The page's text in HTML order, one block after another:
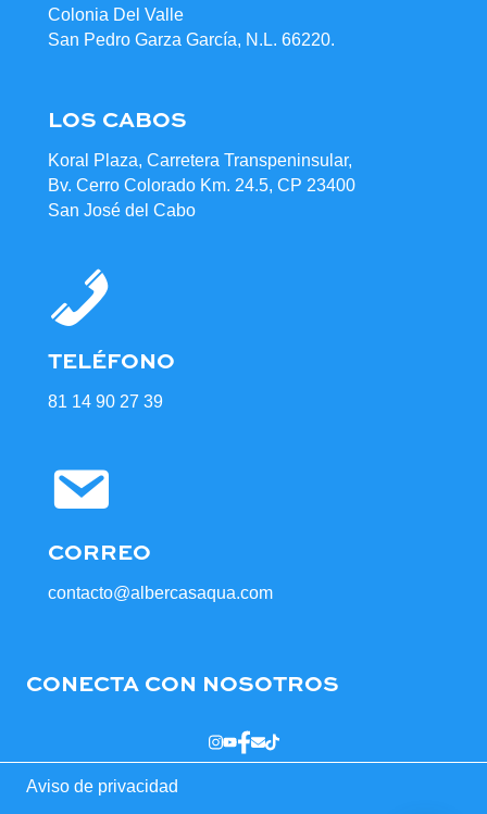
Colonia Del Valle
San Pedro Garza García, N.L. 66220.
LOS CABOS
Koral Plaza, Carretera Transpeninsular,
Bv. Cerro Colorado Km. 24.5, CP 23400
San José del Cabo
TELÉFONO
81 14 90 27 39
CORREO
contacto@albercasaqua.com
CONECTA CON NOSOTROS
Aviso de privacidad